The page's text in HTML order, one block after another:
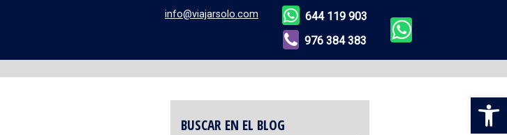
info@viajarsolo.com
644 119 903
976 384 383
BUSCAR EN EL BLOG